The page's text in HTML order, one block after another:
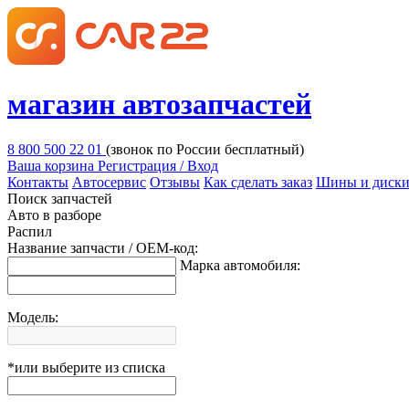
магазин автозапчастей
8 800 500 22 01 (звонок по России бесплатный)
Ваша корзина Регистрация / Вход
Контакты Автосервис Отзывы Как сделать заказ Шины и диски
Поиск запчастей
Авто в разборе
Распил
Название запчасти / OEM-код:
Марка автомобиля:
Модель:
*или выберите из списка